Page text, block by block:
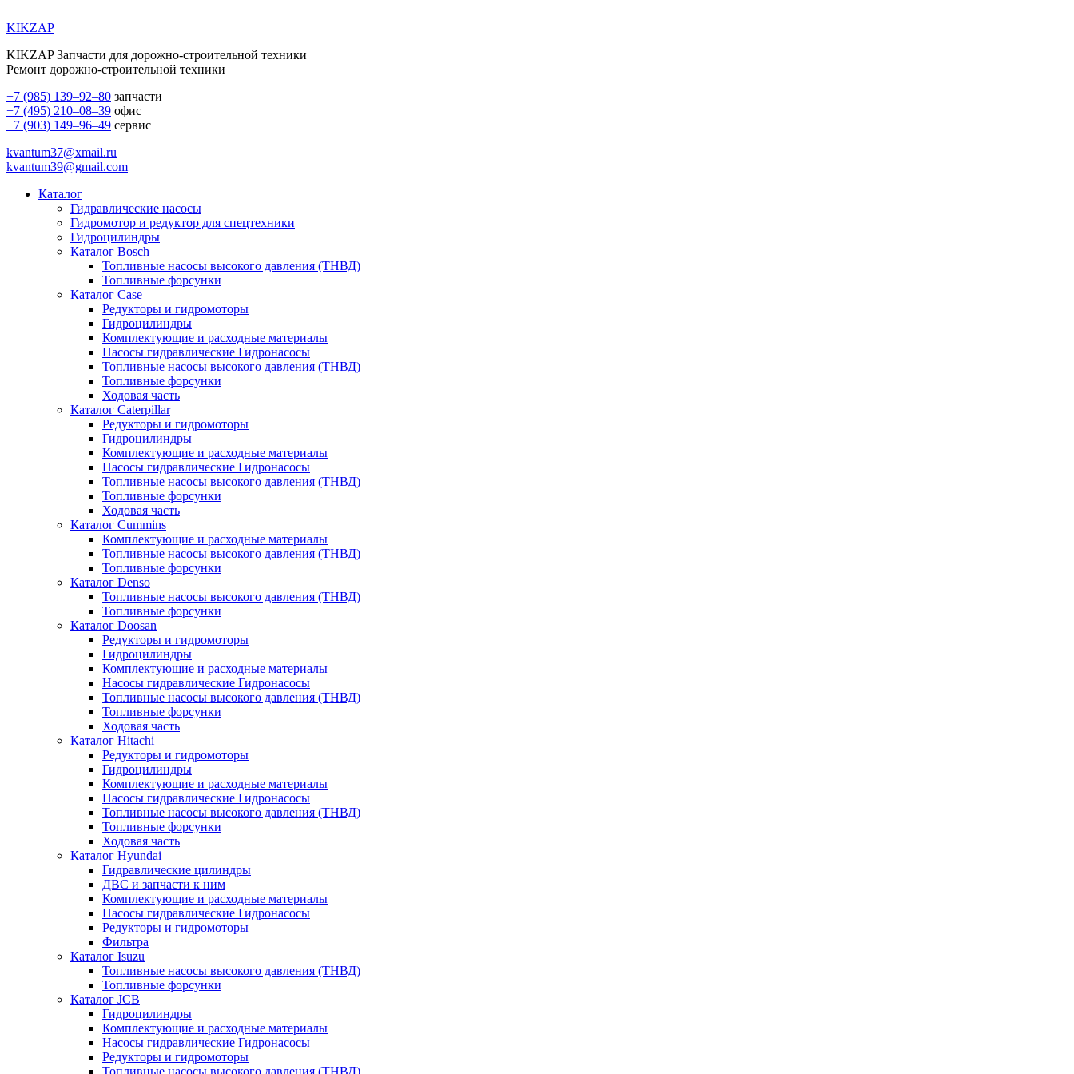
KIKZAP
KIKZAP Запчасти для дорожно-строительной техники
Ремонт дорожно-строительной техники
+7 (985) 139–92–80 запчасти
+7 (495) 210–08–39 офис
+7 (903) 149–96–49 сервис
kvantum37@xmail.ru
kvantum39@gmail.com
Каталог
Гидравлические насосы
Гидромотор и редуктор для спецтехники
Гидроцилиндры
Каталог Bosch
Топливные насосы высокого давления (ТНВД)
Топливные форсунки
Каталог Case
Редукторы и гидромоторы
Гидроцилиндры
Комплектующие и расходные материалы
Насосы гидравлические Гидронасосы
Топливные насосы высокого давления (ТНВД)
Топливные форсунки
Ходовая часть
Каталог Caterpillar
Редукторы и гидромоторы
Гидроцилиндры
Комплектующие и расходные материалы
Насосы гидравлические Гидронасосы
Топливные насосы высокого давления (ТНВД)
Топливные форсунки
Ходовая часть
Каталог Cummins
Комплектующие и расходные материалы
Топливные насосы высокого давления (ТНВД)
Топливные форсунки
Каталог Denso
Топливные насосы высокого давления (ТНВД)
Топливные форсунки
Каталог Doosan
Редукторы и гидромоторы
Гидроцилиндры
Комплектующие и расходные материалы
Насосы гидравлические Гидронасосы
Топливные насосы высокого давления (ТНВД)
Топливные форсунки
Ходовая часть
Каталог Hitachi
Редукторы и гидромоторы
Гидроцилиндры
Комплектующие и расходные материалы
Насосы гидравлические Гидронасосы
Топливные насосы высокого давления (ТНВД)
Топливные форсунки
Ходовая часть
Каталог Hyundai
Гидравлические цилиндры
ДВС и запчасти к ним
Комплектующие и расходные материалы
Насосы гидравлические Гидронасосы
Редукторы и гидромоторы
Фильтра
Каталог Isuzu
Топливные насосы высокого давления (ТНВД)
Топливные форсунки
Каталог JCB
Гидроцилиндры
Комплектующие и расходные материалы
Насосы гидравлические Гидронасосы
Редукторы и гидромоторы
Топливные насосы высокого давления (ТНВД)